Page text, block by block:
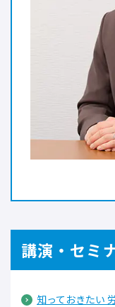
講演・セミ
知っておきたい